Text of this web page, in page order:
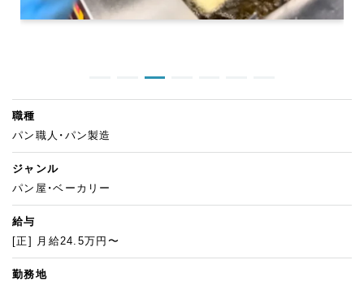
職種
パン職人・パン製造
ジャンル
パン屋・ベーカリー
給与
[正] 月給24.5万円〜
勤務地